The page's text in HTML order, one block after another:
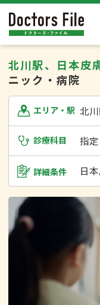
北川駅、日本皮
ニック・病院
エリア・駅 北
診療科目 指
詳細条件 日